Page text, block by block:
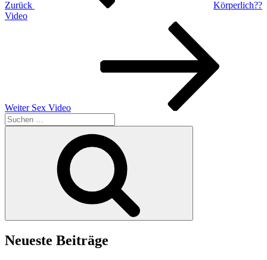
Zurück
Körperlich??
Video
Weiter Sex Video
Suchen
nach:
Neueste Beiträge